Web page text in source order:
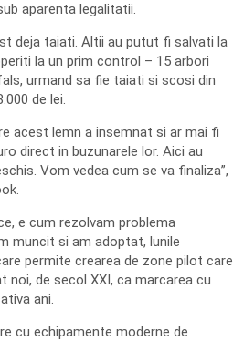
aparenta legalitatii.
deja taiati. Altii au putut fi salvati la
la un prim control – 15 arbori
urmand sa fie taiati si scosi din
de lei.
acest lemn a insemnat si ar mai fi
direct in buzunarele lor. Aici au
Vom vedea cum se va finaliza”,
e cum rezolvam problema
muncit si am adoptat, lunile
permite crearea de zone pilot care
de secol XXI, ca marcarea cu
ani.
cu echipamente moderne de